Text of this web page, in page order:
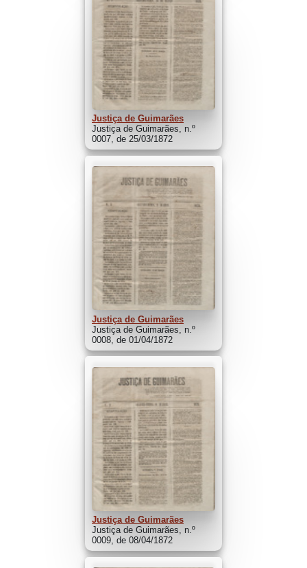
Justiça de Guimarães
Justiça de Guimarães, n.º
0007, de 25/03/1872
Justiça de Guimarães
Justiça de Guimarães, n.º
0008, de 01/04/1872
Justiça de Guimarães
Justiça de Guimarães, n.º
0009, de 08/04/1872